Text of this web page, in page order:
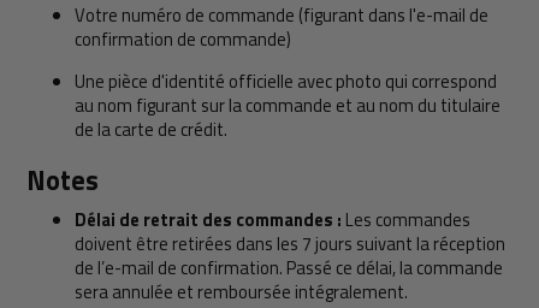
Votre numéro de commande (figurant dans l'e-mail de
confirmation de commande)
Une pièce d'identité officielle avec photo qui correspond
au nom figurant sur la commande et au nom du titulaire
de la carte de crédit.
Notes
Délai de retrait des commandes : Les commandes
doivent être retirées dans les 7 jours suivant la réception
de l’e-mail de confirmation. Passé ce délai, la commande
sera annulée et remboursée intégralement.